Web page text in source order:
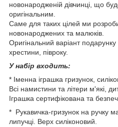
новонародженій дівчинці, що
оригінальним.
Саме для таких цілей ми
новонароджених та малюків.
Оригінальний варіант
хрестини, півроку.
У набір входить:
* Іменна іграшка гризунок,
Всі намистини та літери м'які,
Іграшка сертифікована та
* Рукавичка-гризунок на ручку
липучці. Верх силіконовий.